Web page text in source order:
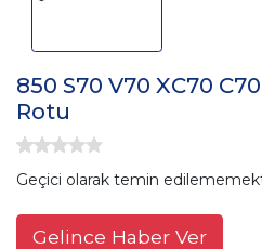
850 S70 V70 XC70
Rotu
Geçici olarak temin
Gelince Haber Ver